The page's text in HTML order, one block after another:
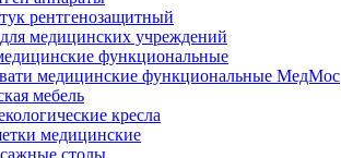
рентгенозащитный
медицинских учреждений
функциональные
медицинские функциональные МедМос
мебель
кресла
медицинские
столы